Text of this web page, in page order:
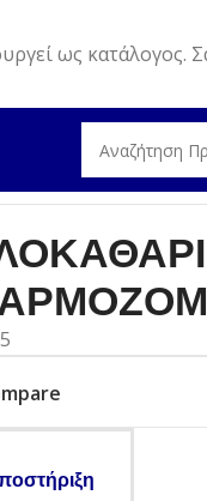
ως κατάλογος.
ΤΥΠΟΥ